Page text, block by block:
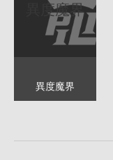
異度魔界
異度魔界